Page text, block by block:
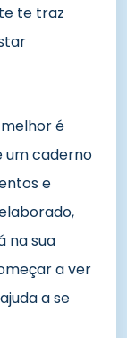
te traz
é
um caderno
e
na sua
a ver
a se